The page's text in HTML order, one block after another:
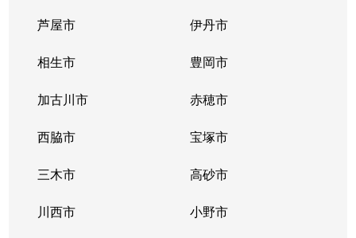
芦屋市 伊丹市
相生市 豊岡市
加古川市 赤穂市
西脇市 宝塚市
三木市 高砂市
川西市 小野市